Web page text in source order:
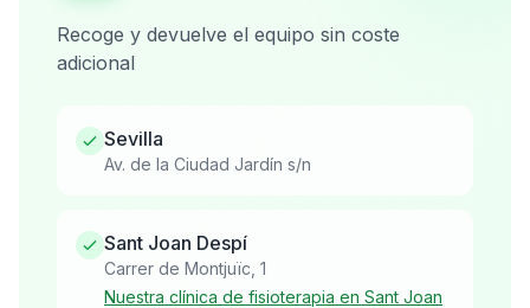
Recoge y devuelve el equipo sin coste
adicional
Sevilla
Av. de la Ciudad Jardín s/n
Sant Joan Despí
Carrer de Montjuïc, 1
Nuestra clínica de fisioterapia en Sant Joan